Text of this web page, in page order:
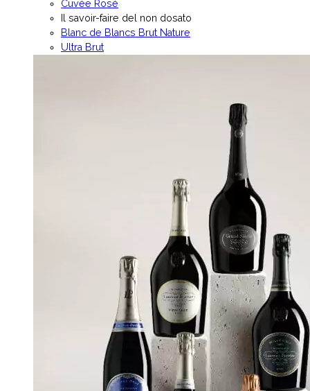
Cuvée Rosé
Il savoir-faire del non dosato
Blanc de Blancs Brut Nature
Ultra Brut